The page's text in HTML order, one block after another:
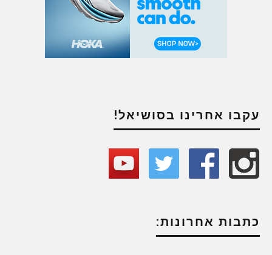
עקבו אחרינו בסושיאל!
כתבות אחרונות: